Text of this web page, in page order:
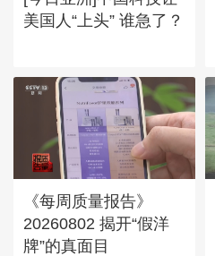
美国人“上头” 谁急了？
《每周质量报告》
20260802 揭开“假洋
牌”的真面目